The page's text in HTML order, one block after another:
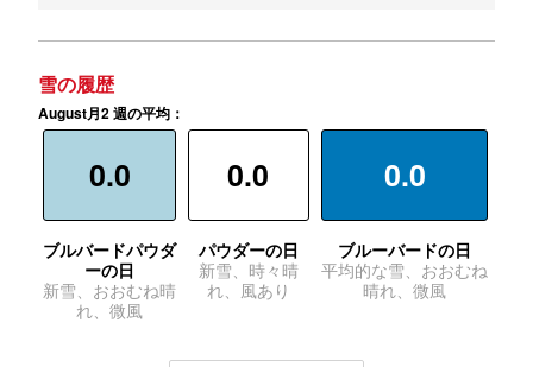
雪の履歴
August月2 週の平均：
0.0
ブルバードパウダ
ーの日
新雪、おおむね晴
れ、微風
0.0
パウダーの日
新雪、時々晴
れ、風あり
0.0
ブルーバードの日
平均的な雪、おおむね
晴れ、微風